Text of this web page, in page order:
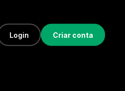
Login Criar conta